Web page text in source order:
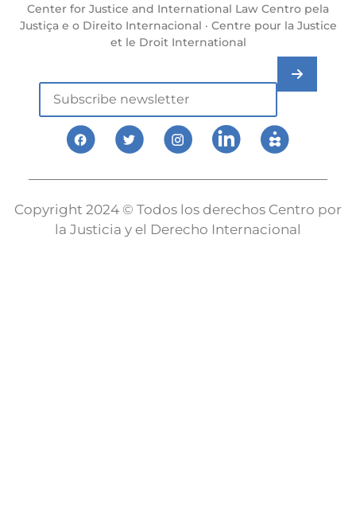
Center for Justice and International Law Centro pela
Justiça e o Direito Internacional · Centre pour la Justice
et le Droit International
Copyright 2024 © Todos los derechos Centro por
la Justicia y el Derecho Internacional